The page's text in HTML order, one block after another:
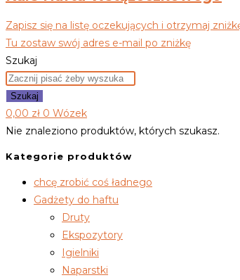
Zapisz się na listę oczekujących i otrzymaj
Tu zostaw swój adres e-mail po zniżkę
Szukaj
Szukaj
0,00 zł 0 Wózek
Nie znaleziono produktów, których szukasz.
Kategorie produktów
chcę zrobić coś ładnego
Gadżety do haftu
Druty
Ekspozytory
Igielniki
Naparstki